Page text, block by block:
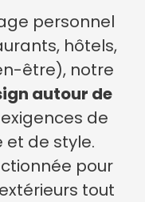
personnel
hôtels,
être), notre
autour de
de
et de style.
pour
tout